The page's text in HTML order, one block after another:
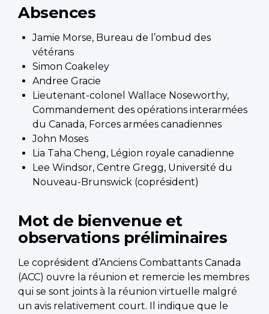
Absences
Jamie Morse, Bureau de l’ombud des
vétérans
Simon Coakeley
Andree Gracie
Lieutenant-colonel Wallace Noseworthy,
Commandement des opérations interarmées
du Canada, Forces armées canadiennes
John Moses
Lia Taha Cheng, Légion royale canadienne
Lee Windsor, Centre Gregg, Université du
Nouveau-Brunswick (coprésident)
Mot de bienvenue et
observations préliminaires
Le coprésident d’Anciens Combattants Canada
(ACC) ouvre la réunion et remercie les membres
qui se sont joints à la réunion virtuelle malgré
un avis relativement court. Il indique que le